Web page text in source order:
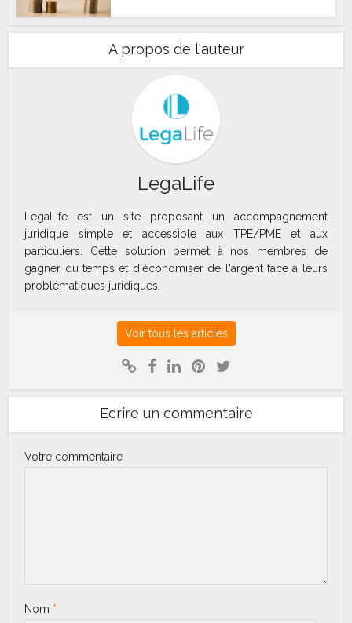
A propos de l'auteur
LegaLife
LegaLife est un site proposant un accompagnement
juridique simple et accessible aux TPE/PME et aux
particuliers. Cette solution permet à nos membres de
gagner du temps et d'économiser de l'argent face à leurs
problématiques juridiques.
Voir tous les articles
Ecrire un commentaire
Votre commentaire
Nom *